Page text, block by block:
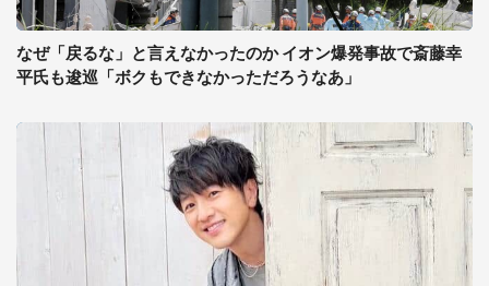
なぜ「戻るな」と言えなかったのか イオン爆発事故で斎藤幸
平氏も逡巡「ボクもできなかっただろうなあ」